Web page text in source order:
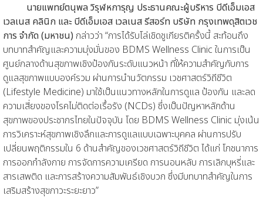
นายแพทย์ตนุพล วิรุฬหการุญ ประธานคณะผู้บริหาร บีดีเอ็มเอส
เวลเนส คลินิก และ บีดีเอ็มเอส เวลเนส รีสอร์ท บริษัท กรุงเทพดุสิตเวช
การ จำกัด (มหาชน) กล่าวว่า “การได้รับโล่เชิดชูเกียรติครั้งนี้ สะท้อนถึง
บทบาทสำคัญและความมุ่งมั่นของ BDMS Wellness Clinic ในการเป็น
ศูนย์กลางด้านสุขภาพเชิงป้องกันระดับแนวหน้า ที่ให้ความสำคัญกับการ
ดูแลสุขภาพแบบองค์รวม ผ่านการนำนวัตกรรม เวชศาสตร์วิถีชีวิต
(Lifestyle Medicine) มาใช้เป็นแนวทางหลักในการดูแล ป้องกัน และลด
ความเสี่ยงของโรคไม่ติดต่อเรื้อรัง (NCDs) ซึ่งเป็นปัญหาหลักด้าน
สุขภาพของประชากรไทยในปัจจุบัน โดย BDMS Wellness Clinic มุ่งเน้น
การวิเคราะห์สุขภาพเชิงลึกและการดูแลแบบเฉพาะบุคคล ผ่านการปรับ
เปลี่ยนพฤติกรรมใน 6 ด้านสำคัญของเวชศาสตร์วิถีชีวิต ได้แก่ โภชนาการ
การออกกำลังกาย การจัดการความเครียด การนอนหลับ การเลิกบุหรี่และ
สารเสพติด และการสร้างความสัมพันธ์เชิงบวก ซึ่งมีบทบาทสำคัญในการ
เสริมสร้างสุขภาวะระยะยาว”